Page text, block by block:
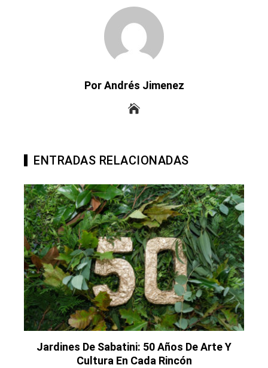
Por Andrés Jimenez
ENTRADAS RELACIONADAS
Jardines De Sabatini: 50 Años De Arte Y
Cultura En Cada Rincón